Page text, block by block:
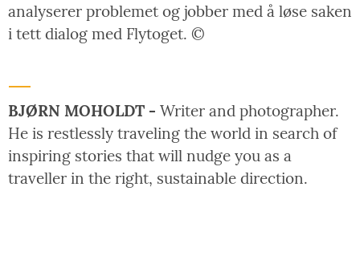
analyserer problemet og jobber med å løse saken
i tett dialog med Flytoget. ©
BJØRN MOHOLDT - Writer and photographer.
He is restlessly traveling the world in search of
inspiring stories that will nudge you as a
traveller in the right, sustainable direction.